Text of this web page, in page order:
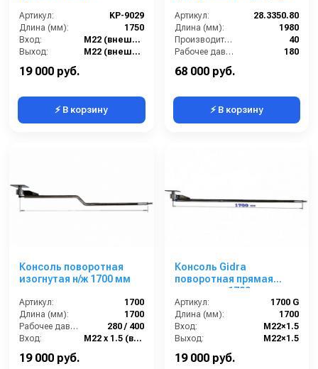
Артикул:
KP-9029
Длина (мм):
1750
Вход:
M22 (внешний)
Выход:
M22 (внешний вращающийся)
19 000 руб.
⚡ В корзину
поворотным фитингом
Артикул:
28.3350.80
Длина (мм):
1980
Производительность (л/мин):
40
Рабочее давление (бар):
180
68 000 руб.
⚡ В корзину
Консоль поворотная
изогнутая н/ж 1700 мм
Артикул:
1700
Длина (мм):
1700
Рабочее давление (бар):
280 / 400
Вход:
М22 х 1.5 (внешний)
19 000 руб.
Консоль Gidra
поворотная прямая
стандарт, 1700 мм
Артикул:
1700 G
Длина (мм):
1700
Вход:
M22×1.5
Выход:
M22×1.5
19 000 руб.